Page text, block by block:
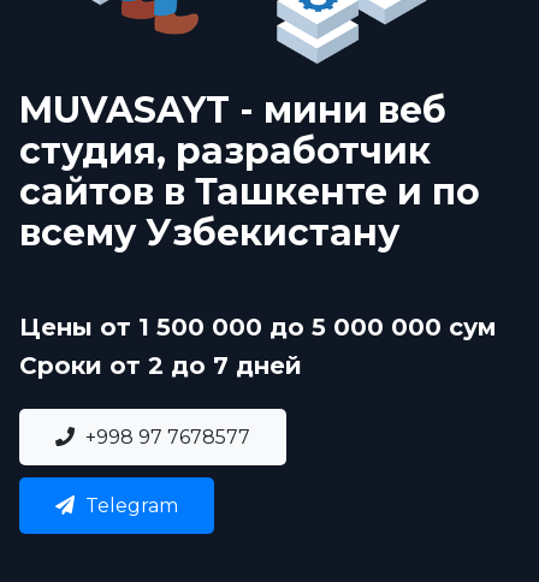
MUVASAYT - мини веб
студия, разработчик
сайтов в Ташкенте и по
всему Узбекистану
Цены от 1 500 000 до 5 000 000 сум
Сроки от 2 до 7 дней
+998 97 7678577
Telegram